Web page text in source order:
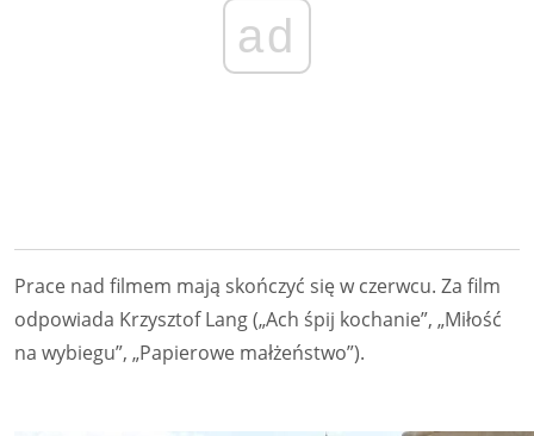
ad
Prace nad filmem mają skończyć się w czerwcu. Za film
odpowiada Krzysztof Lang („Ach śpij kochanie”, „Miłość
na wybiegu”, „Papierowe małżeństwo”).